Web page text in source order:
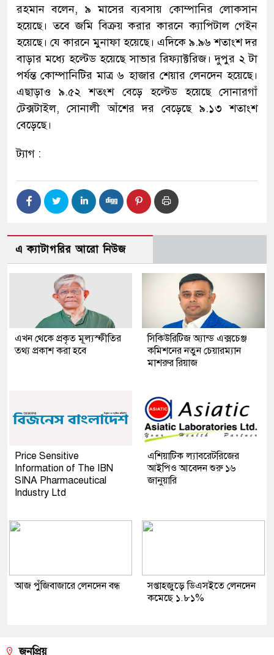
রহমান বলেন, ৯ মাসের ব্যবসায় কোম্পানির লোকসান
হয়েছে। তবে জমি বিক্রয় করার কারনে ক্যাপিটাল গেইন
হয়েছে। যে কারনে মুনাফা হয়েছে। এদিকে ৯.৯৬ শতাংশ দর
বাড়ার মধ্যে হল্টেড হয়েছে সাভার রিফ্যাক্টরিজ। দুপুর ২ টা
পর্যন্ত কোম্পানিটির মাত্র ৬ হাজার শেয়ার লেনদেন হয়েছে।
এছাড়াও ৯.৫২ শতংশ বেড়ে হল্টেড হয়েছে সোনারগাঁ
টেক্সটাইল, সোনালী আঁশের দর বেড়েছে ৯.১৩ শতাংশ
বেড়েছে।
ট্যাগ :
এ ক্যাটাগরির আরো নিউজ
এখন থেকে প্রকৃত মূল্যস্ফীতির
তথ্য প্রকাশ করা হবে
সিকিউরিটিজ অ্যান্ড এক্সচেঞ্জ
কমিশনের নতুন চেয়ারম্যান
মাশরুর রিয়াজ
Price Sensitive
Information of The IBN
SINA Pharmaceutical
Industry Ltd
এশিয়াটিক ল্যাবরেটরিজের
আইপিও আবেদন শুরু ১৬
জানুয়ারি
আজ পুঁজিবাজারে লেনদেন বন্ধ
সপ্তাহজুড়ে ডিএসইতে লেনদেন
কমেছে ১.৮১%
জনপ্রিয়